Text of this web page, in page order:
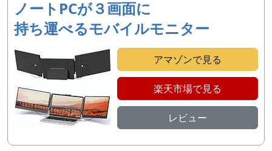
ノートPCが３画面に
持ち運べるモバイルモニター
アマゾンで見る
楽天市場で見る
レビュー